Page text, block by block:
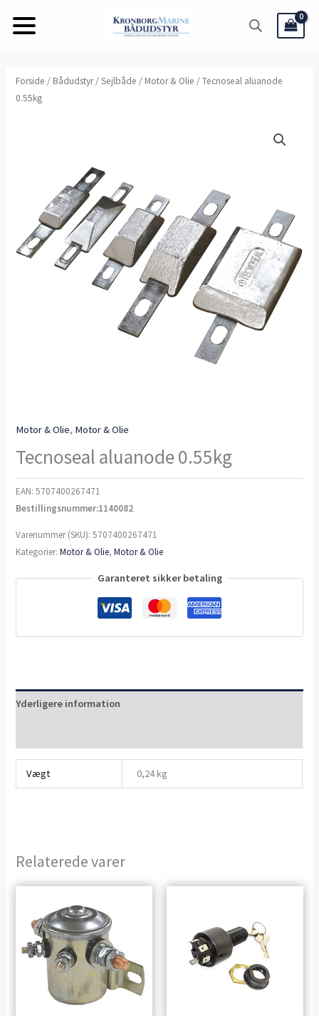
Forside / Bådudstyr/Sejlbåde / Motor & Olie / Tecnoseal aluanode
0.55kg
Motor & Olie, Motor & Olie
Tecnoseal aluanode 0.55kg
EAN:5707400267471
Bestillingsnummer:1140082
Varenummer (SKU):5707400267471
Kategorier:Motor & Olie,Motor & Olie
Garanteret sikker betaling
Yderligere information
Vægt 0,24 kg
Relaterede varer